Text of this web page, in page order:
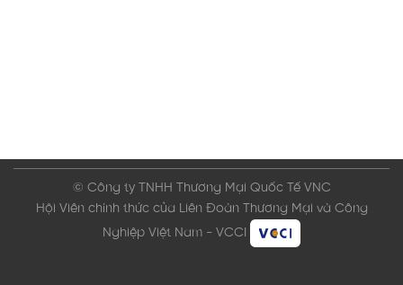
© Công ty TNHH Thương Mại Quốc Tế VNC
Hội Viên chính thức của Liên Đoàn Thương Mại và Công
Nghiệp Việt Nam - VCCI